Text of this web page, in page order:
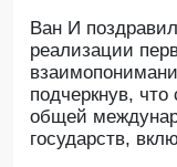
Ван И
реализации
подчеркнув,
общей
государств,